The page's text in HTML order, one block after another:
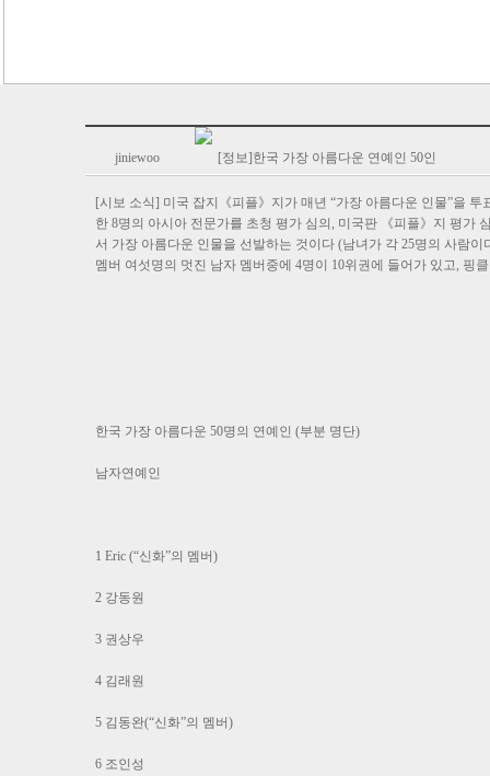
jiniewoo [정보]한국 가장 아름다운 연예인 50인
[시보 소식] 미국 잡지《피플》지가 매년 “가장 아름다운 인물”을
한 8명의 아시아 전문가를 초청 평가 심의, 미국판 《피플》지 평가
서 가장 아름다운 인물을 선발하는 것이다 (남녀가 각 25명의 사람
멤버 여섯명의 멋진 남자 멤버중에 4명이 10위권에 들어가 있고, 핑
한국 가장 아름다운 50명의 연예인 (부분 명단)
남자연예인
1 Eric (“신화”의 멤버)
2 강동원
3 권상우
4 김래원
5 김동완(“신화”의 멤버)
6 조인성